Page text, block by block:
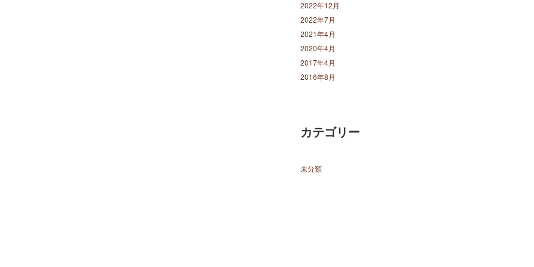
2022年12月
2022年7月
2021年4月
2020年4月
2017年4月
2016年8月
カテゴリー
未分類